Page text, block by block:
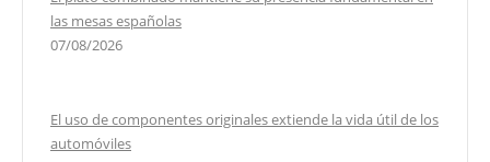
las mesas españolas
07/08/2026
El uso de componentes originales extiende la vida útil de los
automóviles